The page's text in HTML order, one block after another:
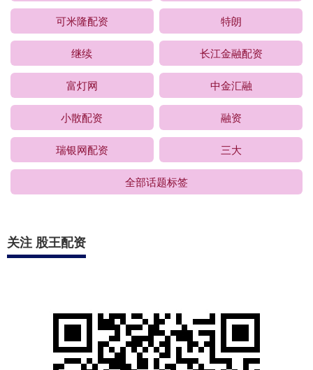
可米隆配资 特朗
继续 长江金融配资
富灯网 中金汇融
小散配资 融资
瑞银网配资 三大
全部话题标签
关注 股王配资